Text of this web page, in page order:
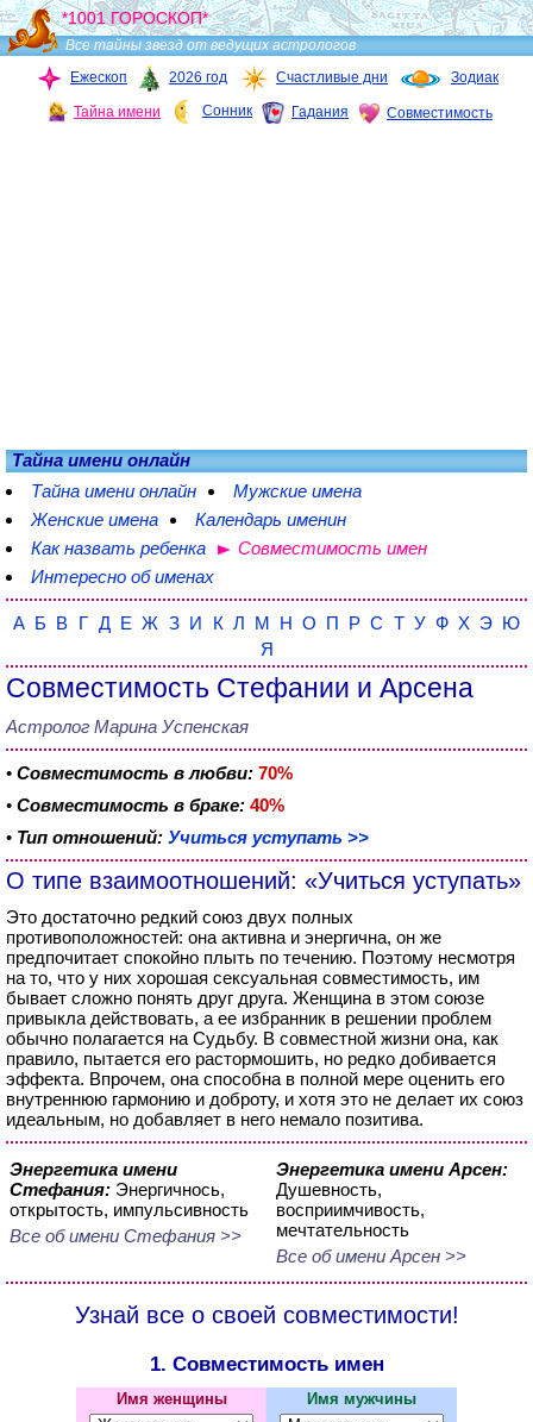
*1001 ГОРОСКОП*
Все тайны звезд от ведущих астрологов
Ежескоп
2026 год Счастливые дни Зодиак
Тайна имени Сонник Гадания Совместимость
Тайна имени онлайн
Тайна имени онлайн
Мужские имена
Женские имена
Календарь именин
Как назвать ребенка
Совместимость имен
Интересно об именах
А Б В Г Д Е Ж З И К Л М Н О П Р С Т У Ф Х Э Ю
Я
Совместимость Стефании и Арсена
Астролог Марина Успенская
• Совместимость в любви: 70%
• Совместимость в браке: 40%
• Тип отношений: Учиться уступать >>
О типе взаимоотношений: «Учиться уступать»
Это достаточно редкий союз двух полных
противоположностей: она активна и энергична, он же
предпочитает спокойно плыть по течению. Поэтому несмотря
на то, что у них хорошая сексуальная совместимость, им
бывает сложно понять друг друга. Женщина в этом союзе
привыкла действовать, а ее избранник в решении проблем
обычно полагается на Судьбу. В совместной жизни она, как
правило, пытается его растормошить, но редко добивается
эффекта. Впрочем, она способна в полной мере оценить его
внутреннюю гармонию и доброту, и хотя это не делает их союз
идеальным, но добавляет в него немало позитива.
Энергетика имени
Стефания: Энергичнось,
открытость, импульсивность
Все об имени Стефания >>
Энергетика имени Арсен:
Душевность,
восприимчивость,
мечтательность
Все об имени Арсен >>
Узнай все о своей совместимости!
1. Совместимость имен
Имя женщины Имя мужчины